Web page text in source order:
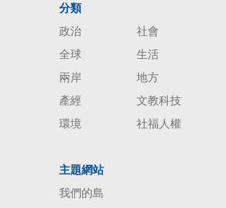
分類
政治
社會
全球
生活
兩岸
地方
產經
文教科技
環境
社福人權
主題網站
我們的島